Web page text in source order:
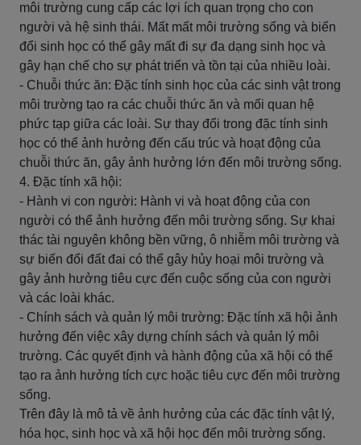
môi trường cung cấp các lợi ích quan trọng cho con
người và hệ sinh thái. Mất mất môi trường sống và biến
đổi sinh học có thể gây mất đi sự đa dạng sinh học và
gây hạn chế cho sự phát triển và tồn tại của nhiều loài.
- Chuỗi thức ăn: Đặc tính sinh học của các sinh vật trong
môi trường tạo ra các chuỗi thức ăn và mối quan hệ
phức tạp giữa các loài. Sự thay đổi trong đặc tính sinh
học có thể ảnh hưởng đến cấu trúc và hoạt động của
chuỗi thức ăn, gây ảnh hưởng lớn đến môi trường sống.
4. Đặc tính xã hội:
- Hành vi con người: Hành vi và hoạt động của con
người có thể ảnh hưởng đến môi trường sống. Sự khai
thác tài nguyên không bền vững, ô nhiễm môi trường và
sự biến đổi đất đai có thể gây hủy hoại môi trường và
gây ảnh hưởng tiêu cực đến cuộc sống của con người
và các loài khác.
- Chính sách và quản lý môi trường: Đặc tính xã hội ảnh
hưởng đến việc xây dựng chính sách và quản lý môi
trường. Các quyết định và hành động của xã hội có thể
tạo ra ảnh hưởng tích cực hoặc tiêu cực đến môi trường
sống.
Trên đây là mô tả về ảnh hưởng của các đặc tính vật lý,
hóa học, sinh học và xã hội học đến môi trường sống.